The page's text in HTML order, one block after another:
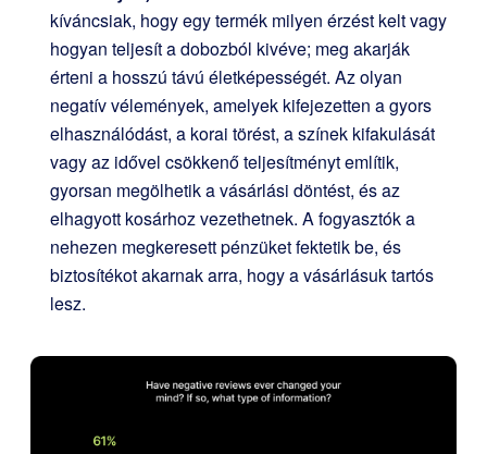
kíváncsiak, hogy egy termék milyen érzést kelt vagy
hogyan teljesít a dobozból kivéve; meg akarják
érteni a hosszú távú életképességét. Az olyan
negatív vélemények, amelyek kifejezetten a gyors
elhasználódást, a korai törést, a színek kifakulását
vagy az idővel csökkenő teljesítményt említik,
gyorsan megölhetik a vásárlási döntést, és az
elhagyott kosárhoz vezethetnek. A fogyasztók a
nehezen megkeresett pénzüket fektetik be, és
biztosítékot akarnak arra, hogy a vásárlásuk tartós
lesz.